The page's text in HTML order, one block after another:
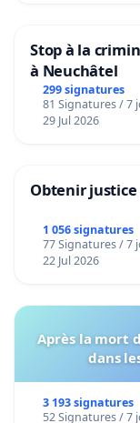
Stop à la
à Neuchâtel
299 signatures
81 Signatures / 7
29 Jul 2026
Obtenir justice
1 056 signatures
77 Signatures / 7
22 Jul 2026
Après la mort
dans
3 193 signatures
52 Signatures / 7